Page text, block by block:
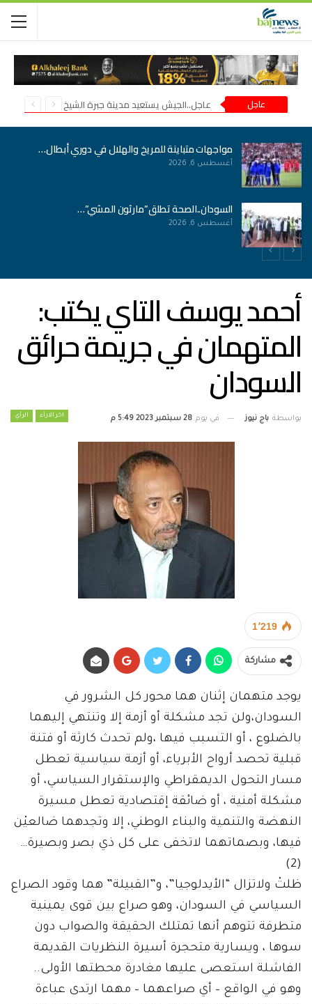
عاجل عاجل..الجيش يستعيد مدينة جبرة الشيخ في شمال كردفان
مواجهات متباينة للمريخ والهلال في دوري أبطال…
أغسطس 6, 2026
السودان..الصحة تطلق”مارثون المشي”…
أغسطس 6, 2026
أحمد يوسف التاي يكتب:
المتهمان في جريمة حرائق
السودان
اخر الارأء الرأي بواسطة باج نيوز في يوم 28 سبتمبر 2023 5:49 م
1٬219
مشاركة
يوجد متهمان إثنان هما محور كل الشرور في
السودان،ولن تجد مشكلة أو أزمة إلا وتنتهي إليهما
بالضلوع ، أو التسبب فيها ،ولم تحدث كارثة أو فتنة
قبلية تحصد أرواح الأبرياء، أو أزمة سياسية تعطل
مسار التحول الديمقراطي والإستقرار السياسي، أو
مشكلة أمنية ، أو ضائقة إقتصادية تعطل مسيرة
النهضة والتنمية والبناء الوطني، إلا وتجدهما ضالعيْن
فيها، وبصماتهما لاتخفى على كل ذي بصر وبصيرة…
(2)
ظلتْ ولاتزال “الأيدلوجيا”، و”القبيلة” هما وقود الصراع
السياسي في السودان، وهو صراع بين قوى يمينية
متطرفة تتوهم أنها تمتلك الحقيقة والصواب دون
سوها ، ويسارية متحجرة أسيرة النظريات القديمة
الفاشلة استعصى عليها مغادرة محطتها الأولى..
وهو في الواقع – أي صراعهما – مهما ارتدى عباءة